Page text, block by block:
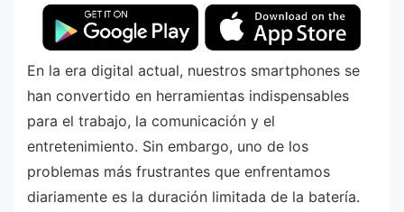
En la era digital actual, nuestros smartphones se
han convertido en herramientas indispensables
para el trabajo, la comunicación y el
entretenimiento. Sin embargo, uno de los
problemas más frustrantes que enfrentamos
diariamente es la duración limitada de la batería.